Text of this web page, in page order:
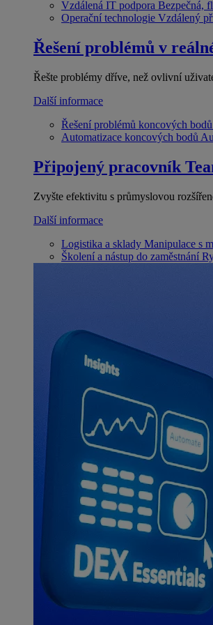
Vzdálená IT podpora Bezpečná,
Operační technologie Vzdálený
Řešení problémů v
Řešte problémy dříve, než ovlivní
Další informace
Řešení problémů koncových bodů
Automatizace koncových bodů
Připojený pracovník
Zvyšte efektivitu s průmyslovou
Další informace
Logistika a sklady Manipulace s
Školení a nástup do zaměstnání